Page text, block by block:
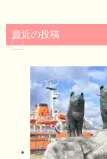
最近の投稿